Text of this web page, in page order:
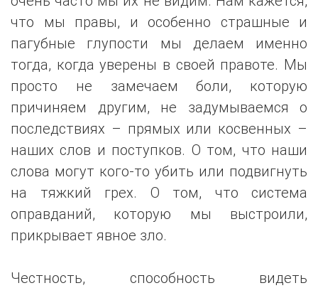
что мы правы, и особенно страшные и
пагубные глупости мы делаем именно
тогда, когда уверены в своей правоте. Мы
просто не замечаем боли, которую
причиняем другим, не задумываемся о
последствиях – прямых или косвенных –
наших слов и поступков. О том, что наши
слова могут кого-то убить или подвигнуть
на тяжкий грех. О том, что система
оправданий, которую мы выстроили,
прикрывает явное зло.
Честность, способность видеть